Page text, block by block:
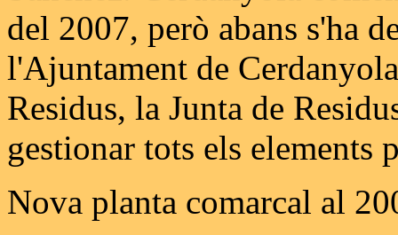
del 2007, però abans s'ha
l'Ajuntament de
Residus, la Junta de
gestionar tots els elements
Nova planta comarcal al